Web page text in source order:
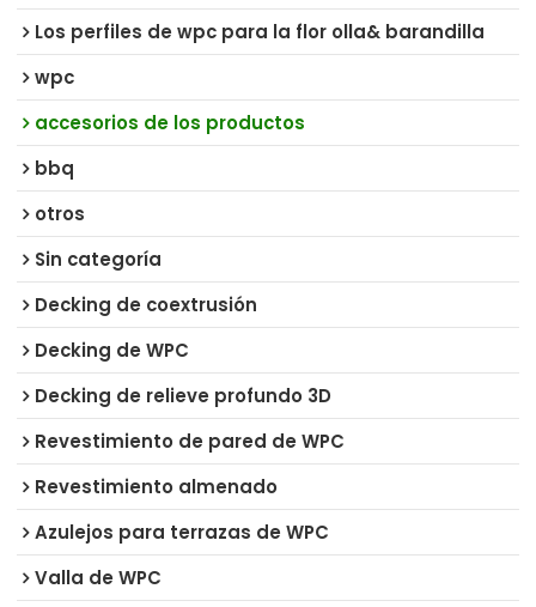
Los perfiles de wpc para la flor olla& barandilla
wpc
accesorios de los productos
bbq
otros
Sin categoría
Decking de coextrusión
Decking de WPC
Decking de relieve profundo 3D
Revestimiento de pared de WPC
Revestimiento almenado
Azulejos para terrazas de WPC
Valla de WPC